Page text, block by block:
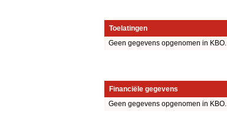
Toelatingen
Geen gegevens opgenomen in KBO.
Financiële gegevens
Geen gegevens opgenomen in KBO.